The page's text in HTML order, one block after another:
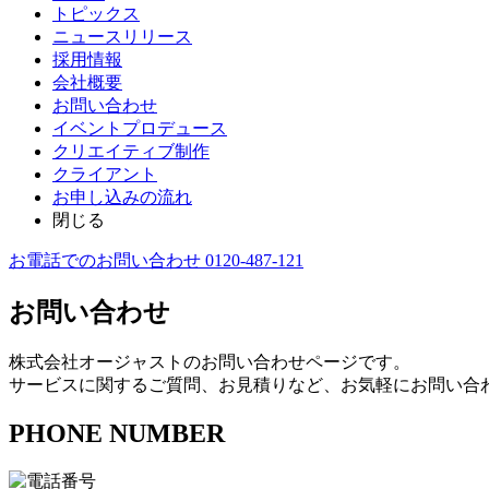
トピックス
ニュースリリース
採用情報
会社概要
お問い合わせ
イベントプロデュース
クリエイティブ制作
クライアント
お申し込みの流れ
閉じる
お電話でのお問い合わせ 0120-487-121
お問い合わせ
株式会社オージャストのお問い合わせページです。
サービスに関するご質問、お見積りなど、お気軽にお問い合
PHONE NUMBER